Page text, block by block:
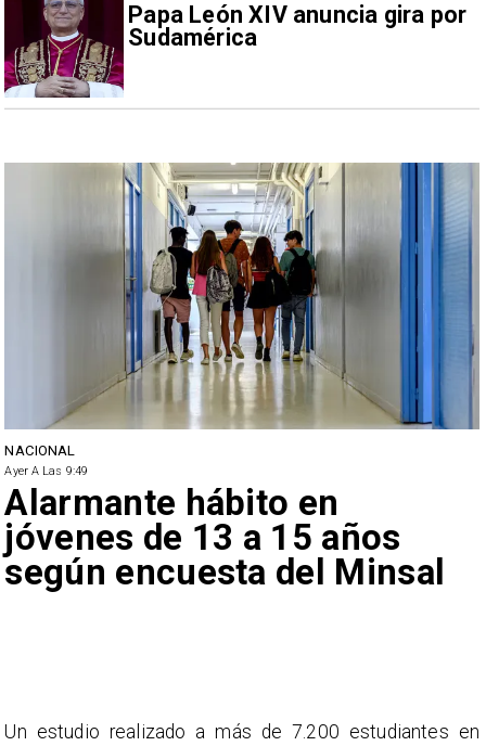
Papa León XIV anuncia gira por
Sudamérica
NACIONAL
Ayer A Las 9:49
Alarmante hábito en
jóvenes de 13 a 15 años
según encuesta del Minsal
Un estudio realizado a más de 7.200 estudiantes en